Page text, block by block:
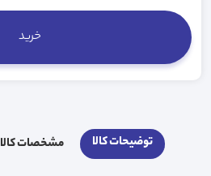
توضیحات کالا مشخصات کالا